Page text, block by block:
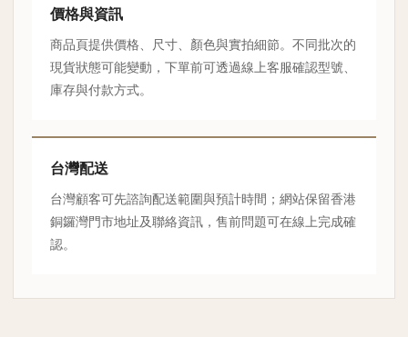
價格與資訊
商品頁提供價格、尺寸、顏色與實拍細節。不同批次的
現貨狀態可能變動，下單前可透過線上客服確認型號、
庫存與付款方式。
台灣配送
台灣顧客可先諮詢配送範圍與預計時間；網站保留香港
銅鑼灣門市地址及聯絡資訊，售前問題可在線上完成確
認。